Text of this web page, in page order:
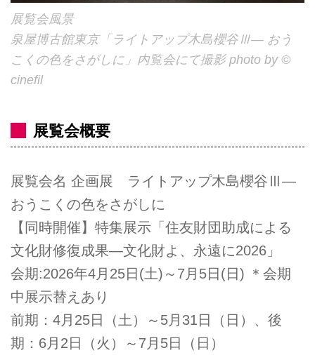
展覧会風景
泉屋博古館東京「ライトアップ木島櫻谷Ⅲ― おう
こくの色をさがしに」内覧会にて撮影 photo by ©
cinefil
展覧会概要
展覧会名 企画展 ライトアップ木島櫻谷Ⅲ―
おうこくの色をさがしに
【同時開催】特集展示「住友財団助成による
文化財修復成果―文化財よ、永遠に2026」
会期:2026年4月25日(土)～7月5日(日) ＊会期
中展示替えあり
前期：4月25日（土）～5月31日（日）、後
期：6月2日（火）～7月5日（日）